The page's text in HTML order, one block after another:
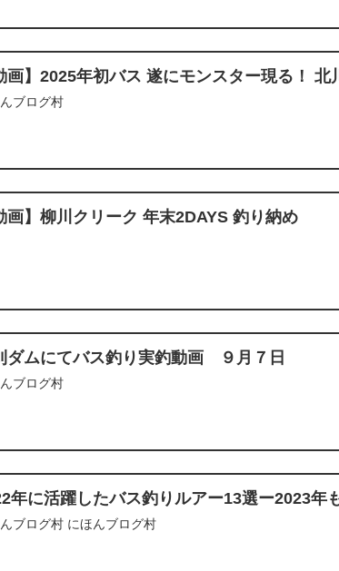
画】2025年初バス 遂にモンスター現る！
ブログ村
画】柳川クリーク 年末2DAYS 釣り納め
ダムにてバス釣り実釣動画 ９月７日
ブログ村
年に活躍したバス釣りルアー13選ー2023年
ブログ村 にほんブログ村